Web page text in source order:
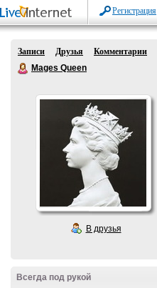
Регистрация
Записи Друзья
Комментарии
Mages Queen
В друзья
Всегда под рукой